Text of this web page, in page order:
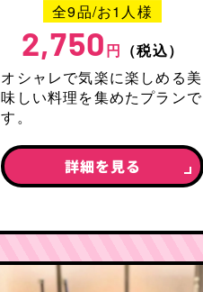
全9品/お1人様
2,750円 （税込）
オシャレで気楽に楽しめる美
味しい料理を集めたプランで
す。
詳細を見る